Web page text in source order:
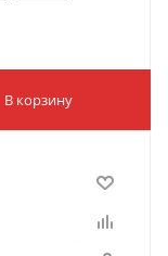
В корзину